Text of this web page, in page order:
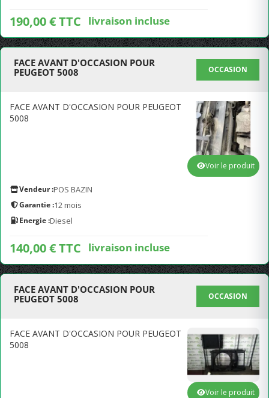
190,00 € TTC livraison incluse
FACE AVANT D'OCCASION POUR
PEUGEOT 5008
OCCASION
FACE AVANT D'OCCASION POUR PEUGEOT
5008
Vendeur :POS BAZIN
Garantie :12 mois
Energie :Diesel
140,00 € TTC livraison incluse
Voir le produit
FACE AVANT D'OCCASION POUR
PEUGEOT 5008
OCCASION
FACE AVANT D'OCCASION POUR PEUGEOT
5008
Voir le produit